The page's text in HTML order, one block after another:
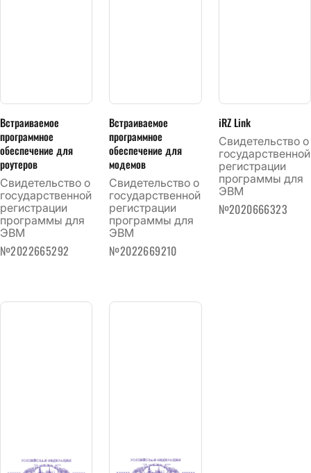
Встраиваемое
программное
обеспечение для
роутеров
Свидетельство о
государственной
регистрации
программы для
ЭВМ
№2022665292
Встраиваемое
программное
обеспечение для
модемов
Свидетельство о
государственной
регистрации
программы для
ЭВМ
№2022669210
iRZ Link
Cвидетельство о
государственной
регистрации
программы для
ЭВМ
№2020666323